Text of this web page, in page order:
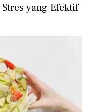
yang Efektif